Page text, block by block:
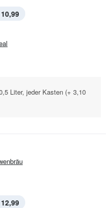
Liter, jeder Kasten (+ 3,10